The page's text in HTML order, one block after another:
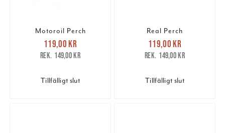
Motoroil Perch
Nuvarande pris
119,00 krTidigare pris
149,00 kr
119,00 kr
149,00 kr
Tillfälligt slut
Real Perch
Nuvarande pris
119,00 krTidigare pris
149,00 kr
119,00 kr
149,00 kr
Tillfälligt slut